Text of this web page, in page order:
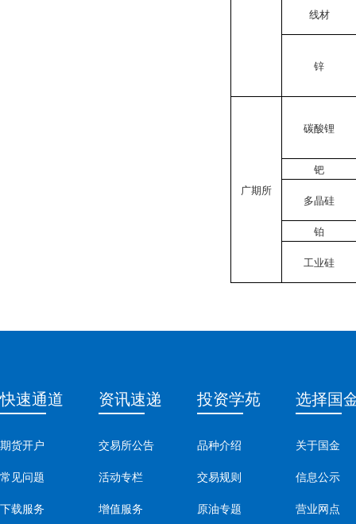
线材
锌
广期所
碳酸锂
钯
多晶硅
铂
工业硅
快速通道
期货开户
常见问题
下载服务
资讯速递
交易所公告
活动专栏
增值服务
投资学苑
品种介绍
交易规则
原油专题
选择国
关于国金
信息公示
营业网点